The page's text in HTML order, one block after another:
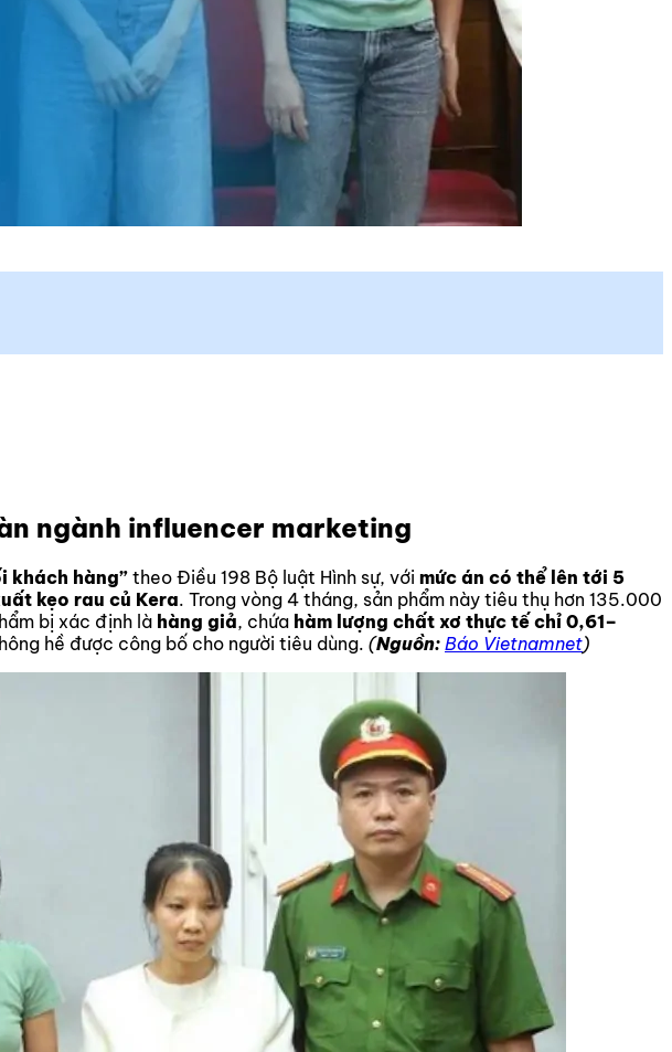
ngành influencer marketing
khách hàng”theo Điều 198 Bộ luật Hình sự, với mức án có thể lên tới 5
kẹo rau củ Kera. Trong vòng 4 tháng, sản phẩm này tiêu thụ hơn 135.000
bị xác định là hàng giả, chứa hàm lượng chất xơ thực tế chỉ 0,61–
hề được công bố cho người tiêu dùng. (Nguồn: Báo Vietnamnet)